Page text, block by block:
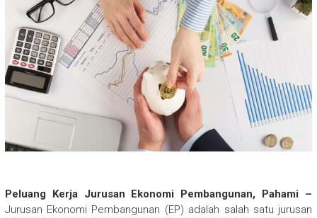
Peluang Kerja Jurusan Ekonomi Pembangunan, Pahami –
Jurusan Ekonomi Pembangunan (EP) adalah salah satu jurusan